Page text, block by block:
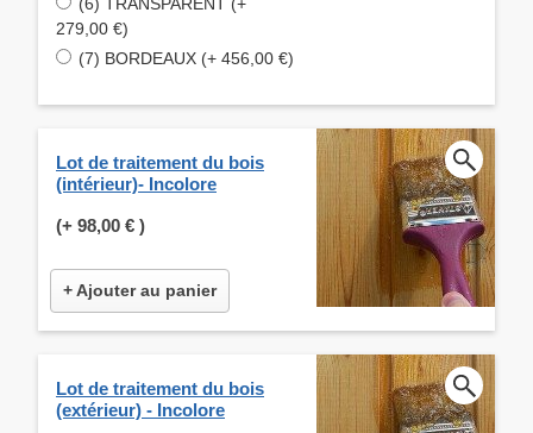
279,00 €)
(7) BORDEAUX (+ 456,00 €)
Lot de traitement du bois
(intérieur)- Incolore
(+ 98,00 € )
+ Ajouter au panier
Lot de traitement du bois
(extérieur) - Incolore